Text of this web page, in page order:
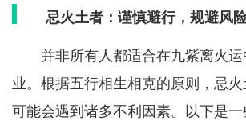
忌火土者：谨慎避行，规避风
并非所有人都适合在九紫离火
业。根据五行相生相克的原则，忌
可能会遇到诸多不利因素。以下是